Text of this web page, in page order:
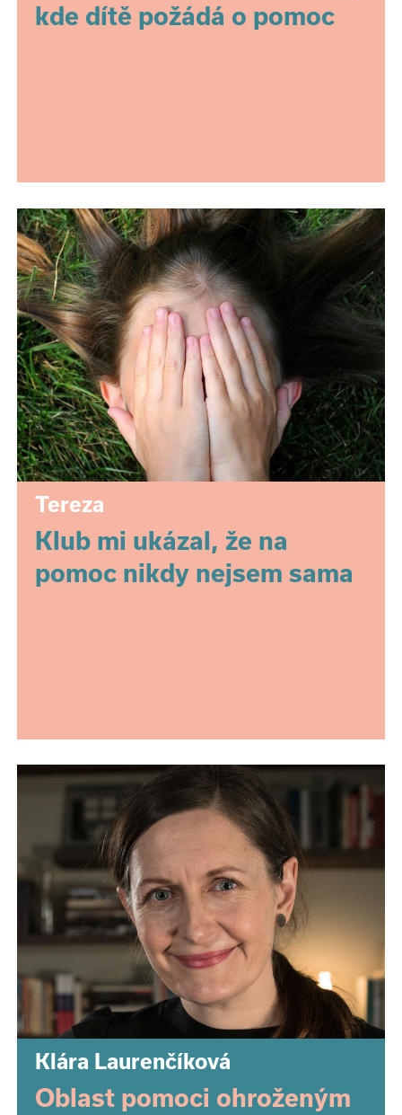
kde dítě požádá o pomoc
Tereza
Klub mi ukázal, že na
pomoc nikdy nejsem sama
Klára Laurenčíková
Oblast pomoci ohroženým